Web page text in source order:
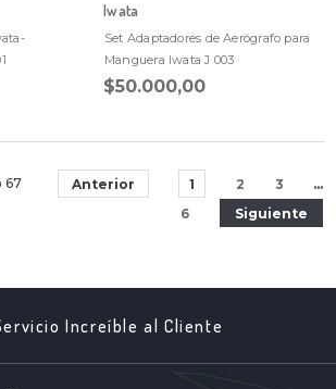
Iwata
Set Adaptadores de Aerógrafo para
Manguera Iwata J 003
$50.000,00
67 Anterior 1 2 3
…
6
Siguiente
Increíble al Cliente